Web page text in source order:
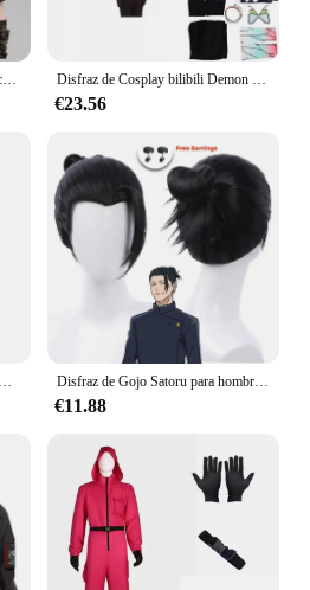
Disfraz de Cosplay del juego 9S, chaqueta de uniforme YoRHa N ° 9 tipo S, pantalones, guantes de máscara ocular, peluca para Halloween Con cómic Disfraz de Cosplay bilibili Demon Slayer Kochou Kanae, Anime para adultos Kimetsu No Yaiba Shinobu Kochou, ropa de Halloween
€23.56
110-3XL negro/azul Gojo Satoru Cosplay disfraz parche en el ojo pelucas gafas Anime fiesta de Halloween hombres niños uniformes Disfraz de Gojo Satoru para hombre, uniforme de Cosplay, Jujutsu Kaisen, gafas de sol, Geto Suguru
€11.88